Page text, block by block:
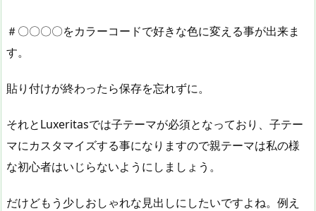
＃〇〇〇〇をカラーコードで好きな色に変える事が出来ま
す。
貼り付けが終わったら保存を忘れずに。
それとLuxeritasでは子テーマが必須となっており、子テー
マにカスタマイズする事になりますので親テーマは私の様
な初心者はいじらないようにしましょう。
だけどもう少しおしゃれな見出しにしたいですよね。例え